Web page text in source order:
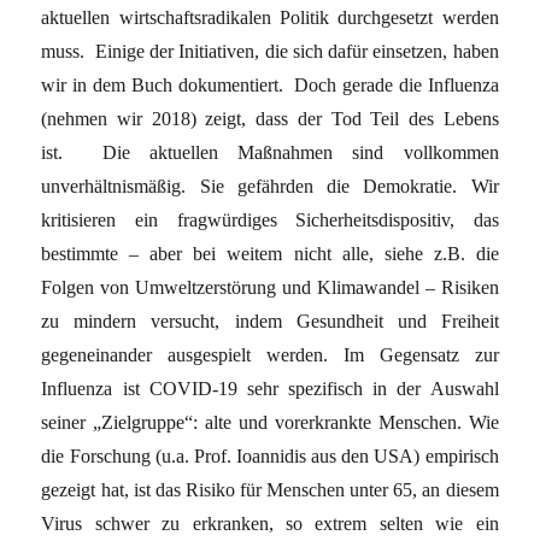
aktuellen wirtschaftsradikalen Politik durchgesetzt werden
muss. Einige der Initiativen, die sich dafür einsetzen, haben
wir in dem Buch dokumentiert. Doch gerade die Influenza
(nehmen wir 2018) zeigt, dass der Tod Teil des Lebens
ist. Die aktuellen Maßnahmen sind vollkommen
unverhältnismäßig. Sie gefährden die Demokratie. Wir
kritisieren ein fragwürdiges Sicherheitsdispositiv, das
bestimmte – aber bei weitem nicht alle, siehe z.B. die
Folgen von Umweltzerstörung und Klimawandel – Risiken
zu mindern versucht, indem Gesundheit und Freiheit
gegeneinander ausgespielt werden. Im Gegensatz zur
Influenza ist COVID-19 sehr spezifisch in der Auswahl
seiner „Zielgruppe“: alte und vorerkrankte Menschen. Wie
die Forschung (u.a. Prof. Ioannidis aus den USA) empirisch
gezeigt hat, ist das Risiko für Menschen unter 65, an diesem
Virus schwer zu erkranken, so extrem selten wie ein